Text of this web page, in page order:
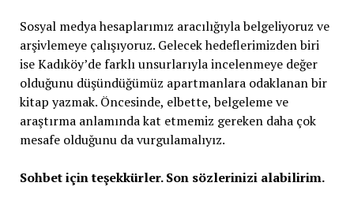
Sosyal medya hesaplarımız aracılığıyla belgeliyoruz ve
arşivlemeye çalışıyoruz. Gelecek hedeflerimizden biri
ise Kadıköy’de farklı unsurlarıyla incelenmeye değer
olduğunu düşündüğümüz apartmanlara odaklanan bir
kitap yazmak. Öncesinde, elbette, belgeleme ve
araştırma anlamında kat etmemiz gereken daha çok
mesafe olduğunu da vurgulamalıyız.
Sohbet için teşekkürler. Son sözlerinizi alabilirim.